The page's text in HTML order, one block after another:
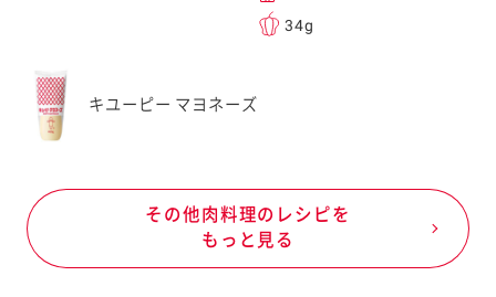
34g
キユーピー マヨネーズ
その他肉料理のレシピを
もっと見る